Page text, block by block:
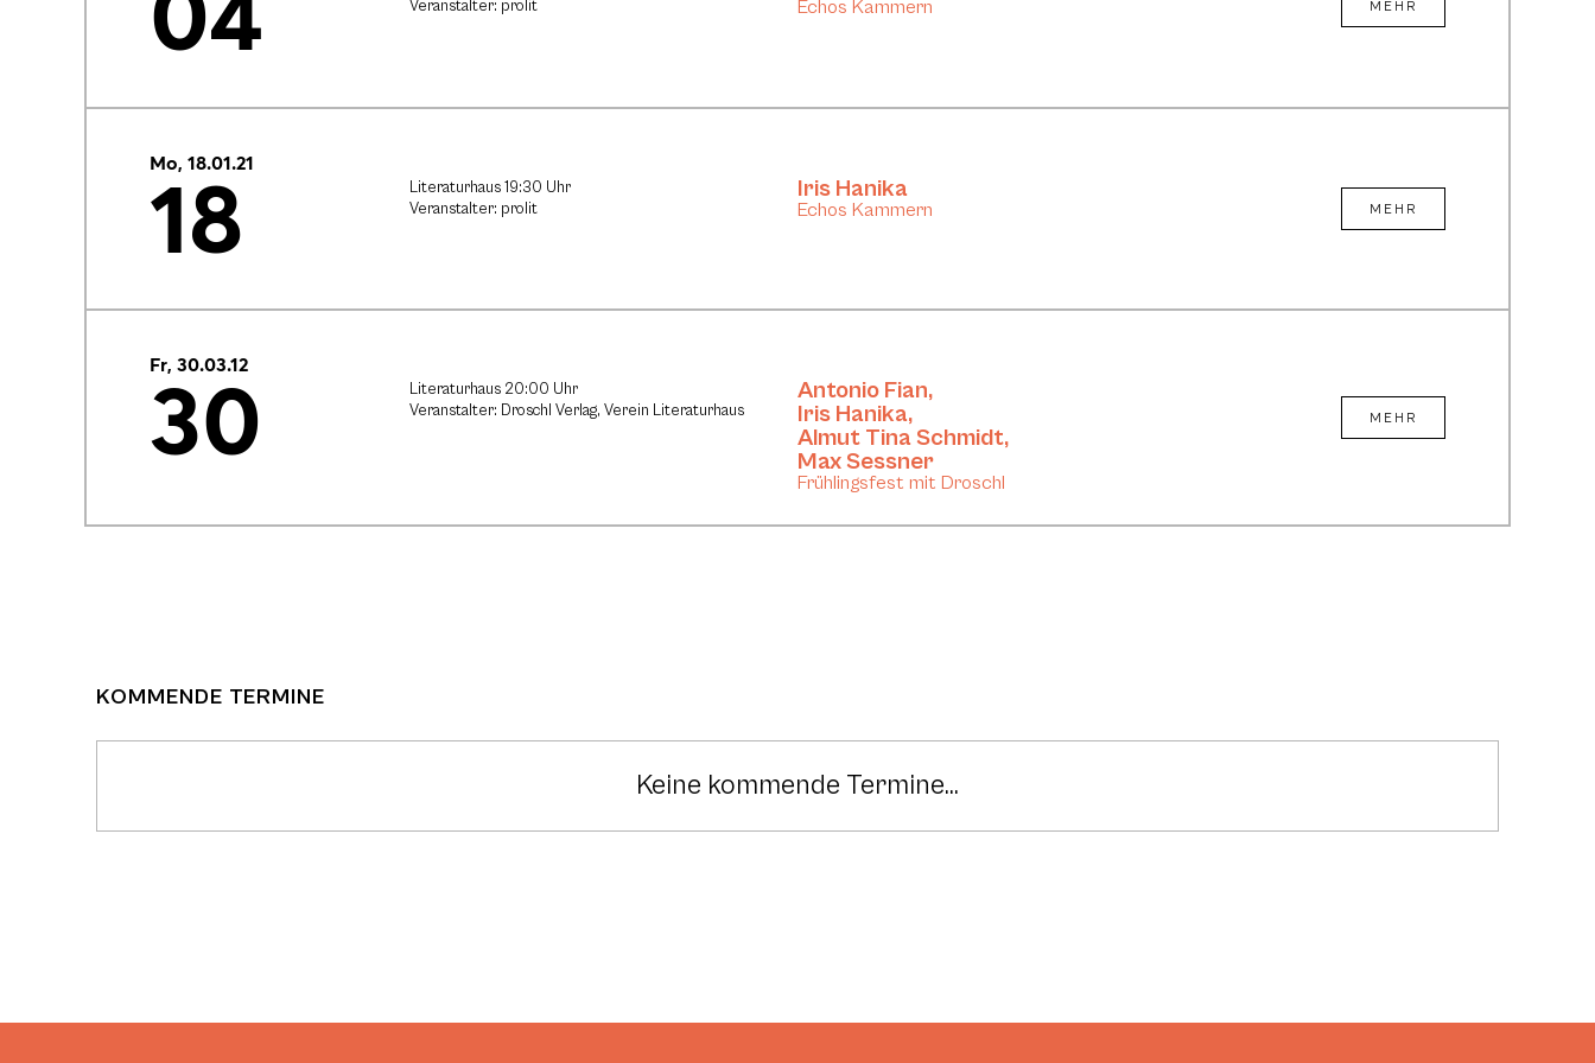
04 Veranstalter: prolit Echos Kammern MEHR
Mo, 18.01.21
18
Literaturhaus 19:30 Uhr
Veranstalter: prolit
Iris Hanika
Echos Kammern MEHR
Fr, 30.03.12
30
Literaturhaus 20:00 Uhr
Veranstalter: Droschl Verlag, Verein Literaturhaus
Antonio Fian,
Iris Hanika,
Almut Tina Schmidt,
Max Sessner
Frühlingsfest mit Droschl
MEHR
KOMMENDE TERMINE
Keine kommende Termine...